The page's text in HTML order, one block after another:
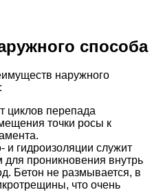
способа
наружного
циклов перепада
точки росы к
и гидроизоляции служит
для проникновения внутрь
Бетон не размывается, в
что очень